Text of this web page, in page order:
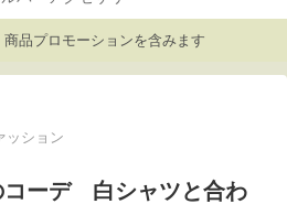
商品プロモーションを含みます
ッション
コーデ 白シャツと合わ